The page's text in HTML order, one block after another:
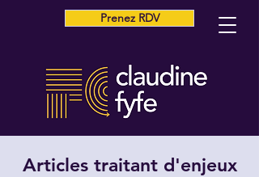
Prenez RDV
Articles traitant d'enjeux